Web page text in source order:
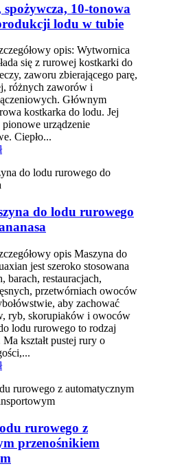
spożywcza, 10-tonowa
lodu w tubie
opis: Wytwornica
się z rurowej kostkarki do
zaworu zbierającego parę,
różnych zaworów i
Głównym
kostkarka do lodu. Jej
urządzenie
Ciepło...
do lodu rurowego
opis Maszyna do
jest szeroko stosowana
barach, restauracjach,
przetwórniach owoców
aby zachować
ryb, skorupiaków i owoców
lodu rurowego to rodzaj
kształt pustej rury o
rurowego z
przenośnikiem